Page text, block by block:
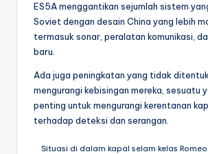
ES5A menggantikan sejumlah sistem
Soviet dengan desain China yang lebih
termasuk sonar, peralatan komunikasi,
baru.
Ada juga peningkatan yang tidak
mengurangi kebisingan mereka, sesuatu
penting untuk mengurangi kerentanan
terhadap deteksi dan serangan.
Situasi di dalam kapal selam kelas